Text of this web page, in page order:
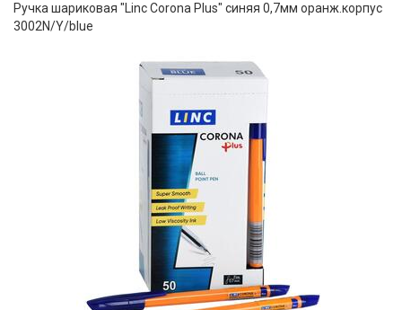
Ручка шариковая "Linc Corona Plus" синяя 0,7мм оранж.корпус
3002N/Y/blue